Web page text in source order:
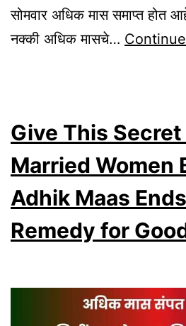
सोमवार अधिक मास समाप्त होत
नक्की अधिक मासचे…
Give This
Married Women
Adhik Maas
Remedy for